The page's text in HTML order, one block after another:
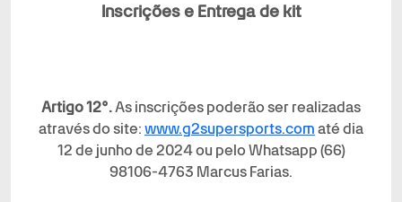
Inscrições e Entrega de kit
Artigo 12°. As inscrições poderão ser realizadas
através do site: www.g2supersports.com até dia
12 de junho de 2024 ou pelo Whatsapp (66)
98106-4763 Marcus Farias.